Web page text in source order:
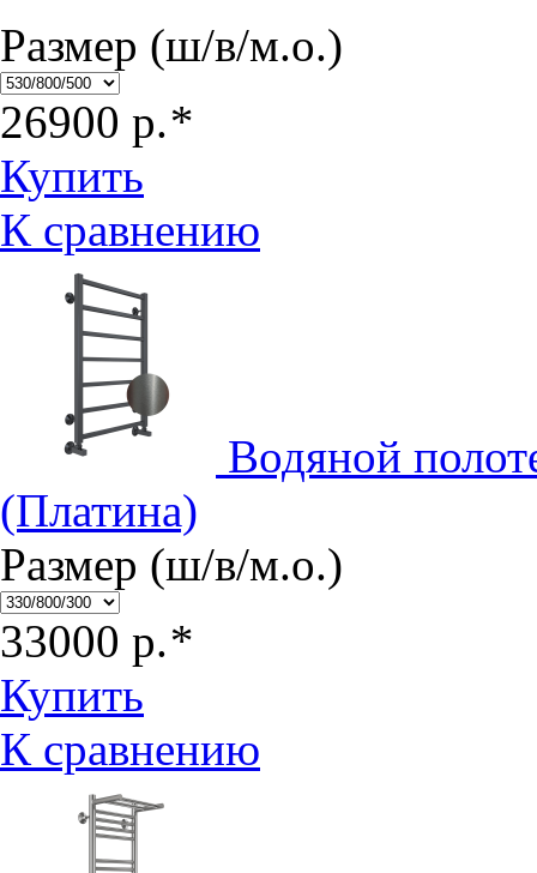
Размер (ш/в/м.о.)
26900 р.*
Купить
К сравнению
Водяной
(Платина)
Размер (ш/в/м.о.)
33000 р.*
Купить
К сравнению